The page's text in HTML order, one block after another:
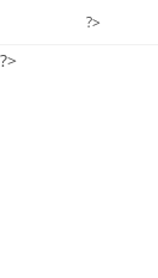
?>
?>